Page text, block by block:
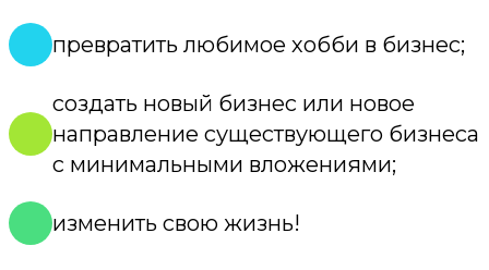
превратить любимое хобби в бизнес;
создать новый бизнес или новое
направление существующего бизнеса
с минимальными вложениями;
изменить свою жизнь!